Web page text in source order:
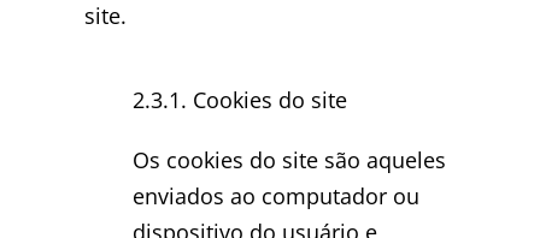
site.
2.3.1. Cookies do site
Os cookies do site são aqueles
enviados ao computador ou
dispositivo do usuário e